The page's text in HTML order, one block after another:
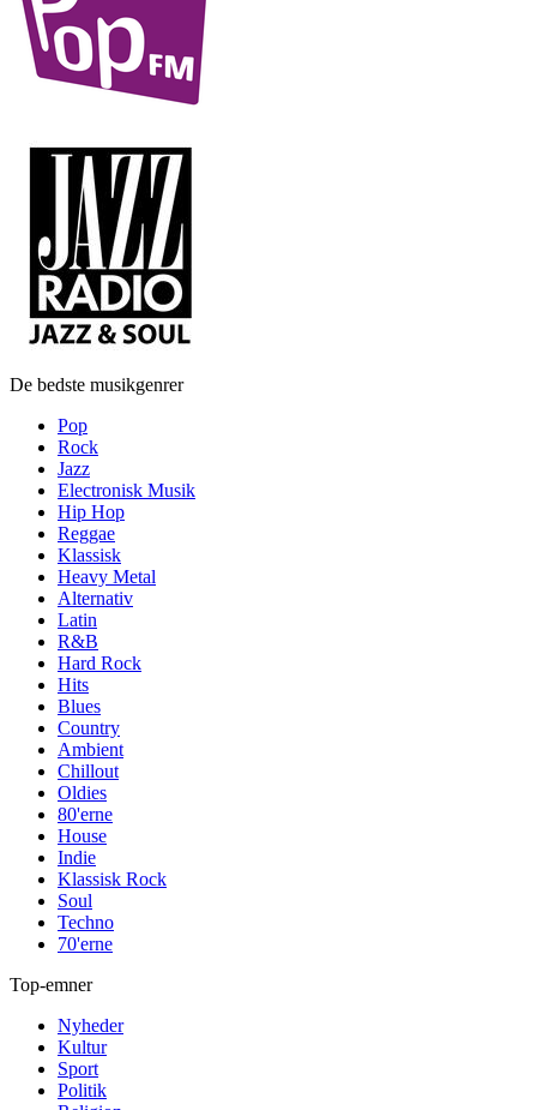
De bedste musikgenrer
Pop
Rock
Jazz
Electronisk Musik
Hip Hop
Reggae
Klassisk
Heavy Metal
Alternativ
Latin
R&B
Hard Rock
Hits
Blues
Country
Ambient
Chillout
Oldies
80'erne
House
Indie
Klassisk Rock
Soul
Techno
70'erne
Top-emner
Nyheder
Kultur
Sport
Politik